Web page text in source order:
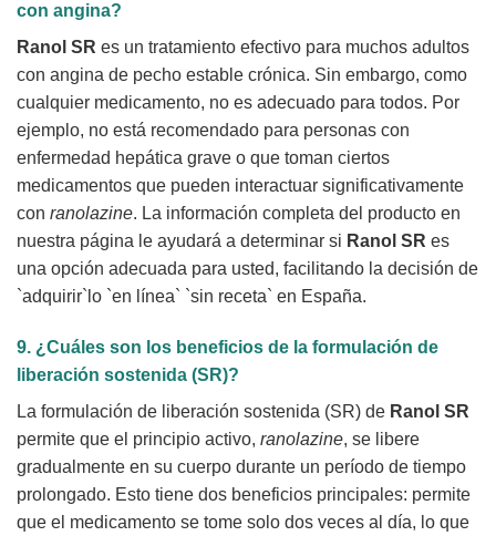
con angina?
Ranol SR es un tratamiento efectivo para muchos adultos
con angina de pecho estable crónica. Sin embargo, como
cualquier medicamento, no es adecuado para todos. Por
ejemplo, no está recomendado para personas con
enfermedad hepática grave o que toman ciertos
medicamentos que pueden interactuar significativamente
con ranolazine. La información completa del producto en
nuestra página le ayudará a determinar si Ranol SR es
una opción adecuada para usted, facilitando la decisión de
`adquirir`lo `en línea` `sin receta` en España.
9. ¿Cuáles son los beneficios de la formulación de
liberación sostenida (SR)?
La formulación de liberación sostenida (SR) de Ranol SR
permite que el principio activo, ranolazine, se libere
gradualmente en su cuerpo durante un período de tiempo
prolongado. Esto tiene dos beneficios principales: permite
que el medicamento se tome solo dos veces al día, lo que